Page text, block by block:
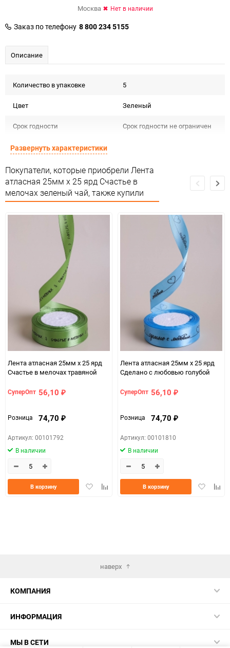
Москва Нет в наличии
Заказ по телефону 8 800 234 5155
Описание
Количество в упаковке 5
Цвет Зеленый
Срок годности Срок годности не ограничен
Страна изготовителя
Предназначение товара Для декора и флористики
Сертификация Не подлежит сертификации
Минимальное количество
Количество в коробке
Единица измерения
Развернуть характеристики
Покупатели, которые приобрели Лента
атласная 25мм х 25 ярд Счастье в
мелочах зеленый чай, также купили
Лента атласная 25мм х 25 ярд
Счастье в мелочах травяной
СуперОпт 56,10 ₽
Розница 74,70 ₽
Артикул: 00101792
В наличии
ДобавитьДобавить
В корзину
Лента атласная 25мм х 25 ярд
Сделано с любовью голубой
СуперОпт 56,10 ₽
Розница 74,70 ₽
Артикул: 00101810
В наличии
Добавить
В корзину
наверх
КОМПАНИЯ
ИНФОРМАЦИЯ
МЫ В СЕТИ